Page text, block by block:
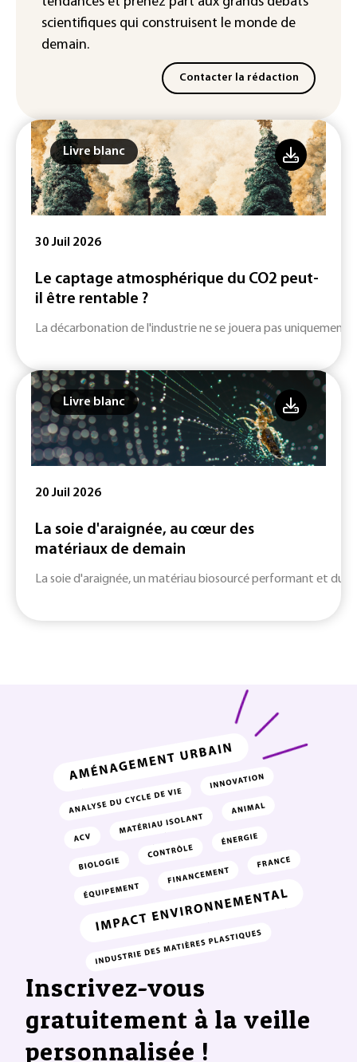
scientifiques qui construisent le monde de
demain.
Contacter la rédaction
Livre blanc
30 Juil 2026
Le captage atmosphérique du CO2 peut-
il être rentable ?
La décarbonation de l'industrie ne se jouera pas uniquement
Livre blanc
20 Juil 2026
La soie d'araignée, au cœur des
matériaux de demain
La soie d'araignée, un matériau biosourcé performant et
Inscrivez-vous
gratuitement à la veille
personnalisée !